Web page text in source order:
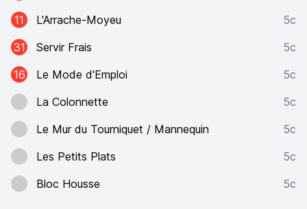
11
L'Arrache-Moyeu
5c
31
Servir Frais
5c
16
Le Mode d'Emploi
5c
La Colonnette
5c
Le Mur du Tourniquet / Mannequin
5c
Les Petits Plats
5c
Bloc Housse
5c